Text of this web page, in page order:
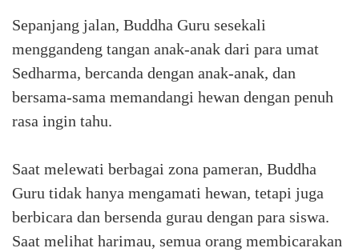
Sepanjang jalan, Buddha Guru sesekali
menggandeng tangan anak-anak dari para umat
Sedharma, bercanda dengan anak-anak, dan
bersama-sama memandangi hewan dengan penuh
rasa ingin tahu.
Saat melewati berbagai zona pameran, Buddha
Guru tidak hanya mengamati hewan, tetapi juga
berbicara dan bersenda gurau dengan para siswa.
Saat melihat harimau, semua orang membicarakan